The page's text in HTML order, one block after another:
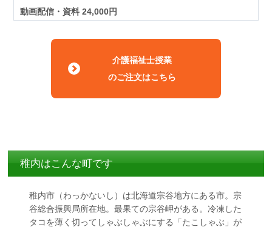
動画配信・資料 24,000円
介護福祉士授業
のご注文はこちら
稚内はこんな町です
稚内市（わっかないし）は北海道宗谷地方にある市。宗
谷総合振興局所在地。最果ての宗谷岬がある。冷凍した
タコを薄く切ってしゃぶしゃぶにする「たこしゃぶ」が